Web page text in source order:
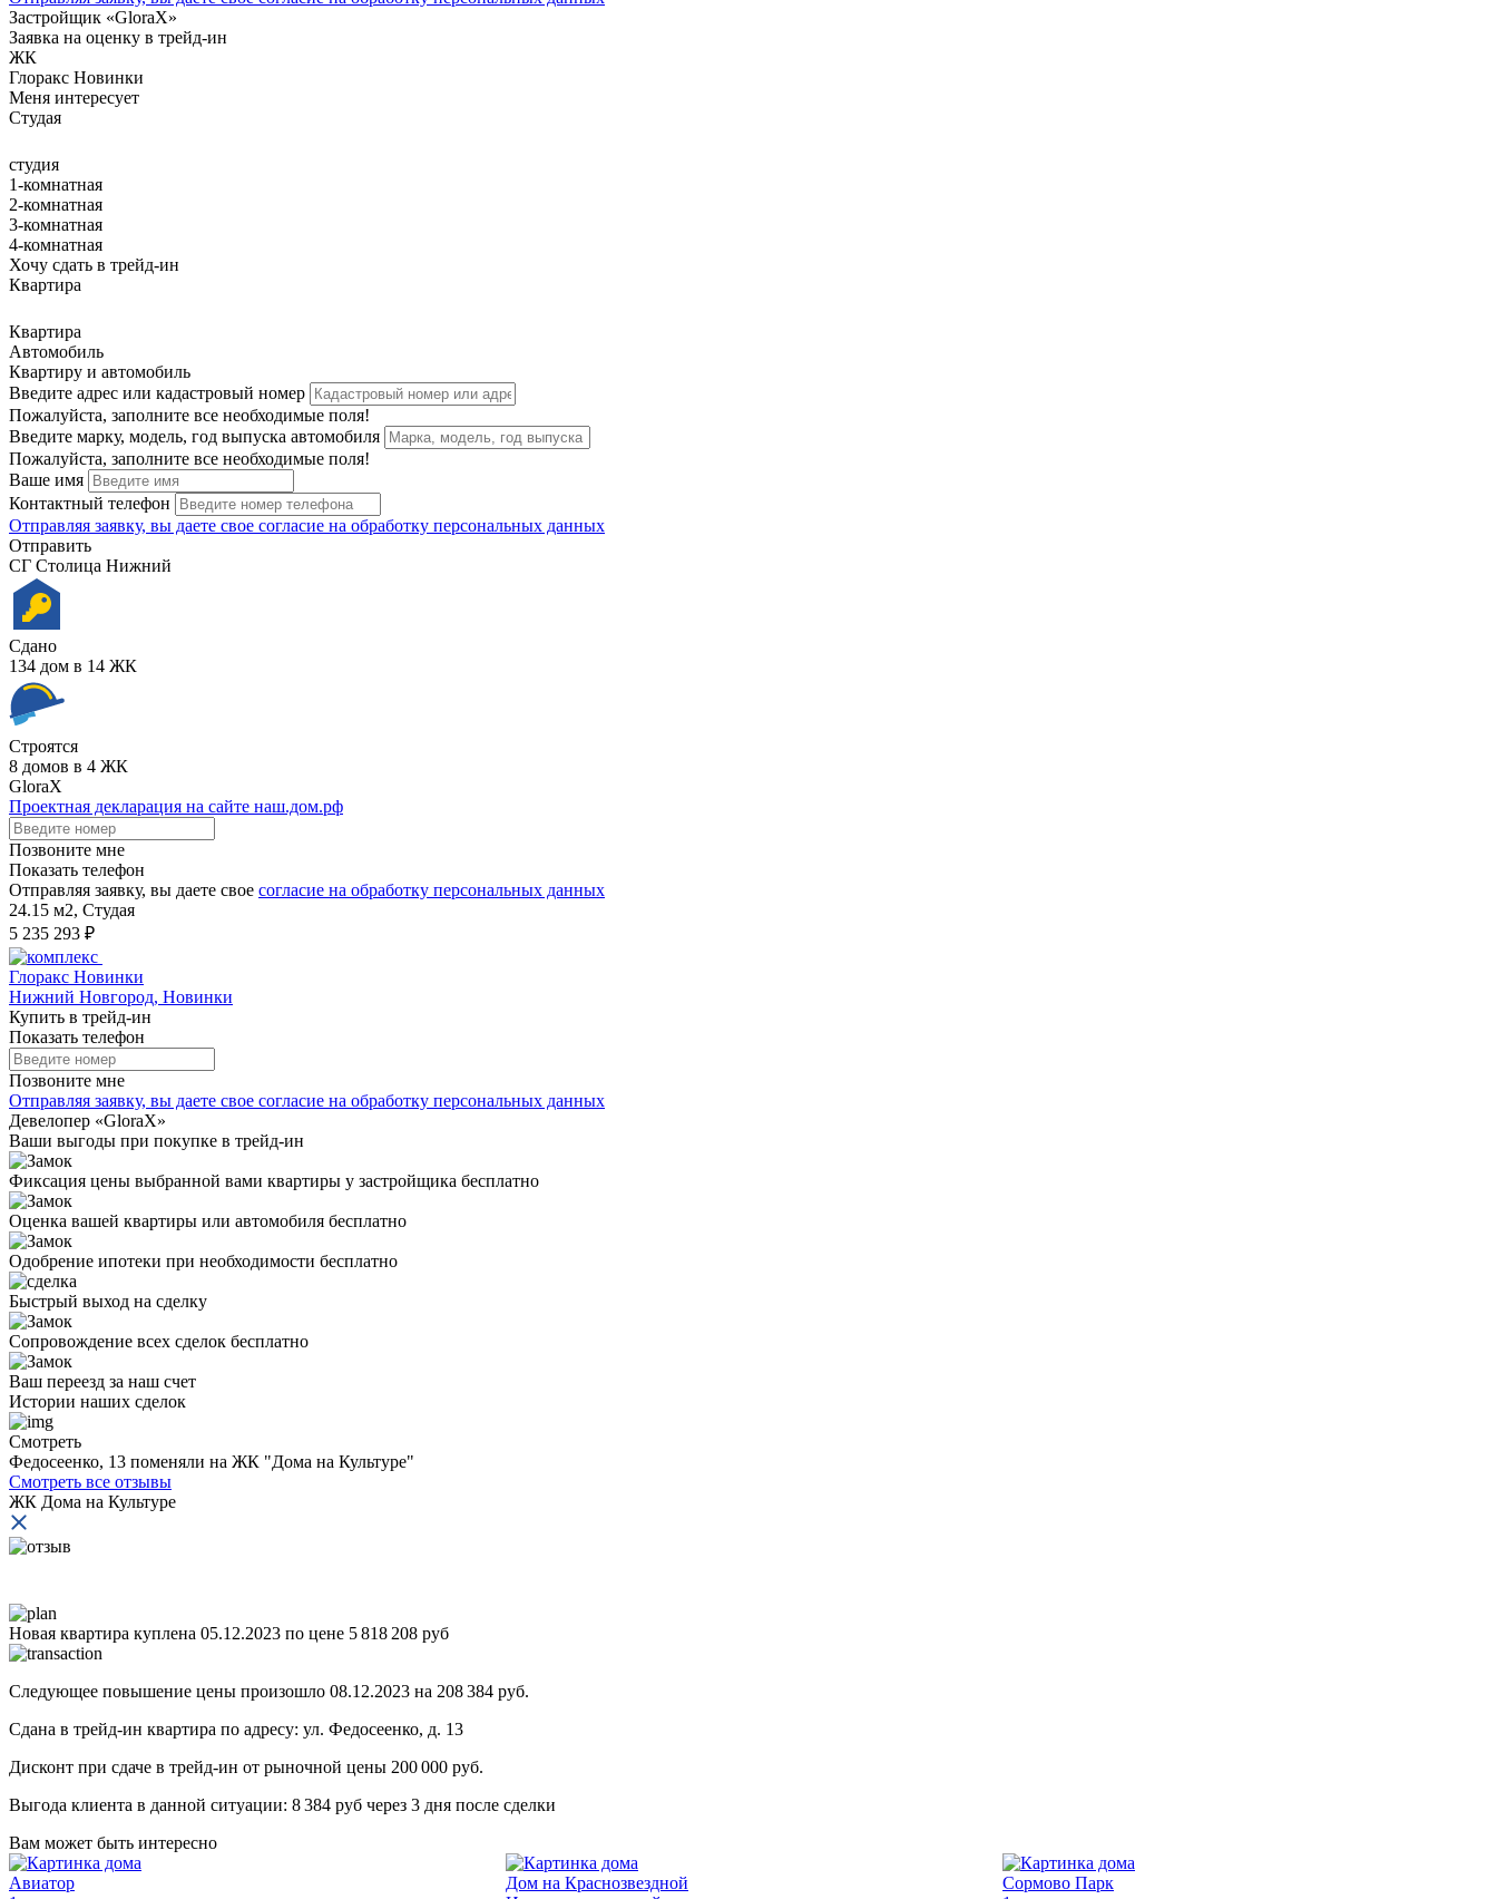
Застройщик «GloraX»
Заявка на оценку в трейд-ин
ЖК
Глоракс Новинки
Меня интересует
Cтудая
студия
1-комнатная
2-комнатная
3-комнатная
4-комнатная
Хочу сдать в трейд-ин
Квартира
Квартира
Автомобиль
Квартиру и автомобиль
Введите адрес или кадастровый номер
Пожалуйста, заполните все необходимые поля!
Введите марку, модель, год выпуска автомобиля
Пожалуйста, заполните все необходимые поля!
Ваше имя
Контактный телефон
Отправляя заявку, вы даете свое согласие на обработку персональных данных
Отправить
СГ Столица Нижний
Сдано
134 дом в 14 ЖК
Строятся
8 домов в 4 ЖК
GloraX
Проектная декларация на сайте наш.дом.рф
Позвоните мне
Показать телефон
Отправляя заявку, вы даете свое согласие на обработку персональных данных
24.15 м2, Cтудая
5 235 293 ₽
Глоракс Новинки
Нижний Новгород, Новинки
Купить в трейд-ин
Показать телефон
Позвоните мне
Отправляя заявку, вы даете свое согласие на обработку персональных данных
Девелопер «GloraX»
Ваши выгоды при покупке в трейд-ин
Фиксация цены выбранной вами квартиры у застройщика бесплатно
Оценка вашей квартиры или автомобиля бесплатно
Одобрение ипотеки при необходимости бесплатно
Быстрый выход на сделку
Сопровождение всех сделок бесплатно
Ваш переезд за наш счет
Истории наших сделок
Смотреть
Федосеенко, 13 поменяли на ЖК "Дома на Культуре"
Смотреть все отзывы
ЖК Дома на Культуре
Новая квартира куплена 05.12.2023 по цене 5 818 208 руб
Следующее повышение цены произошло 08.12.2023 на 208 384 руб.
Сдана в трейд-ин квартира по адресу: ул. Федосеенко, д. 13
Дисконт при сдаче в трейд-ин от рыночной цены 200 000 руб.
Выгода клиента в данной ситуации: 8 384 руб через 3 дня после сделки
Вам может быть интересно
Авиатор
Дом на Краснозвездной
Сормово Парк